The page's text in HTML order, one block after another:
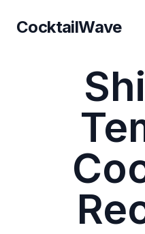
CocktailWave
CocktailWave